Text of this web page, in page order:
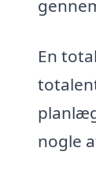
En
nogle